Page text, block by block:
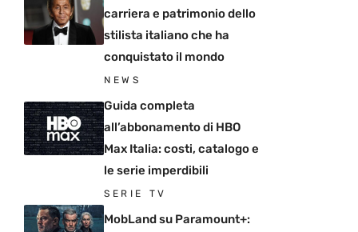
carriera e patrimonio dello
stilista italiano che ha
conquistato il mondo
NEWS
Guida completa
all’abbonamento di HBO
Max Italia: costi, catalogo e
le serie imperdibili
SERIE TV
MobLand su Paramount+: